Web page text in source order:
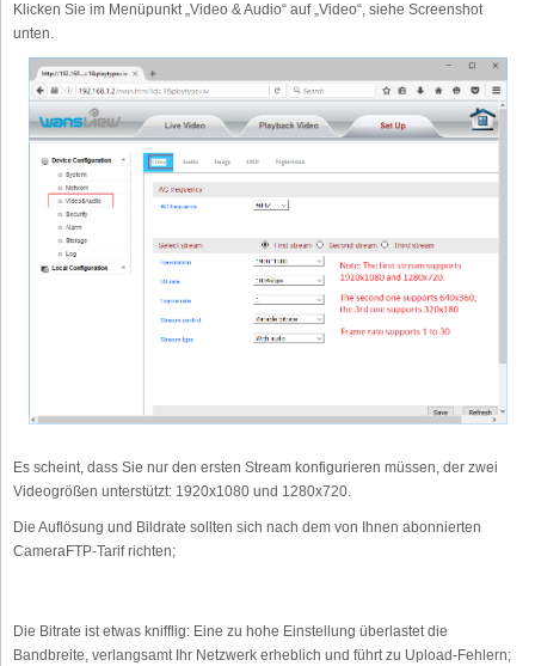
Klicken Sie im Menüpunkt „Video & Audio“ auf „Video“, siehe Screenshot
unten.
Es scheint, dass Sie nur den ersten Stream konfigurieren müssen, der zwei
Videogrößen unterstützt: 1920x1080 und 1280x720.
Die Auflösung und Bildrate sollten sich nach dem von Ihnen abonnierten
CameraFTP-Tarif richten;
Die Bitrate ist etwas knifflig: Eine zu hohe Einstellung überlastet die
Bandbreite, verlangsamt Ihr Netzwerk erheblich und führt zu Upload-Fehlern;